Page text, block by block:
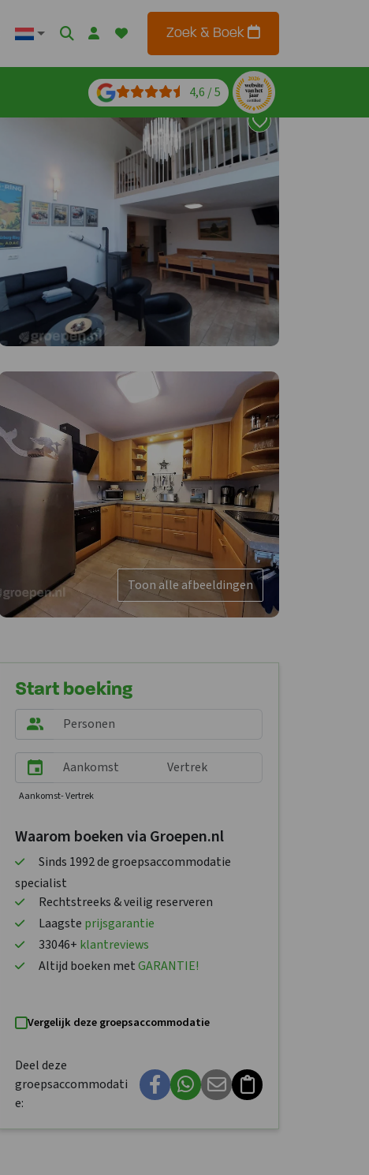
Zoek & Boek
4,6 / 5
Toon alle afbeeldingen
Start boeking
Aankomst- Vertrek
Waarom boeken via Groepen.nl
Sinds 1992 de groepsaccommodatie
specialist
Rechtstreeks & veilig reserveren
Laagste prijsgarantie
33046+ klantreviews
Altijd boeken metGARANTIE!
Vergelijk deze groepsaccommodatie
Deel deze
groepsaccommodati
e: